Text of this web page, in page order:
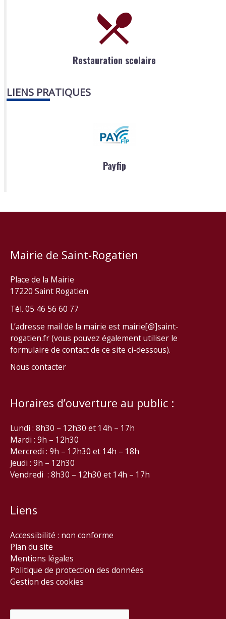
Restauration scolaire
LIENS PRATIQUES
Payfip
Mairie de Saint-Rogatien
Place de la Mairie
17220 Saint Rogatien
Tél. 05 46 56 60 77
L’adresse mail de la mairie est mairie[@]saint-
rogatien.fr (vous pouvez également utiliser le
formulaire de contact de ce site ci-dessous).
Nous contacter
Horaires d’ouverture au public :
Lundi : 8h30 – 12h30 et 14h – 17h
Mardi : 9h – 12h30
Mercredi : 9h – 12h30 et 14h – 18h
Jeudi : 9h – 12h30
Vendredi : 8h30 – 12h30 et 14h – 17h
Liens
Accessibilité : non conforme
Plan du site
Mentions légales
Politique de protection des données
Gestion des cookies